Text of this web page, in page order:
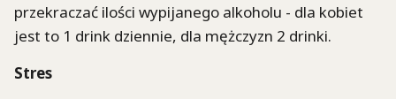
przekraczać ilości wypijanego alkoholu - dla kobiet
jest to 1 drink dziennie, dla mężczyzn 2 drinki.
Stres